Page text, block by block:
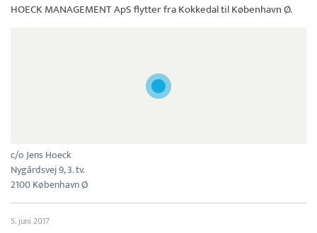
HOECK MANAGEMENT ApSflytter fra Kokkedal til København Ø.
c/o Jens Hoeck
Nygårdsvej 9, 3. tv.
2100 København Ø
5. juni 2017